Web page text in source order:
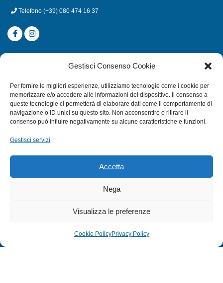
Gestisci Consenso Cookie
Per fornire le migliori esperienze, utilizziamo tecnologie come i cookie per
memorizzare e/o accedere alle informazioni del dispositivo. Il consenso a
queste tecnologie ci permetterà di elaborare dati come il comportamento di
navigazione o ID unici su questo sito. Non acconsentire o ritirare il
consenso può influire negativamente su alcune caratteristiche e funzioni.
Gestisci servizi
Accetta
Nega
Visualizza le preferenze
Cookie PolicyPrivacy Policy
Telefono (+39) 080 474 16 37
CATEGORIE
MULINELLI
CANNE
ACCESSORI NAUTICI
TERMINI E CONDIZIONI